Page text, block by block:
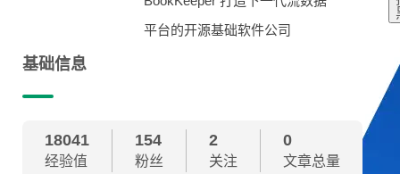
平台的开源基础软件公司
基础信息
18041
经验值
154
粉丝
2
关注
0
文章总量